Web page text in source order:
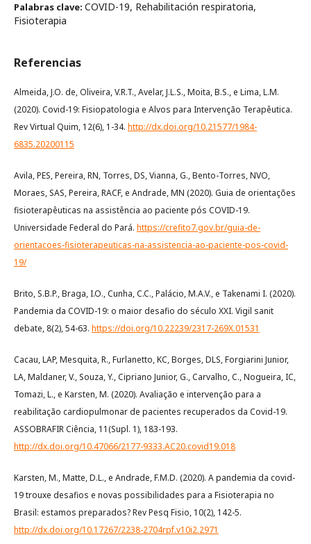
Palabras clave: COVID-19, Rehabilitación respiratoria,
Fisioterapia
Referencias
Almeida, J.O. de, Oliveira, V.R.T., Avelar, J.L.S., Moita, B.S., e Lima, L.M.
(2020). Covid-19: Fisiopatologia e Alvos para Intervenção Terapêutica.
Rev Virtual Quim, 12(6), 1-34. http://dx.doi.org/10.21577/1984-
6835.20200115
Avila, PES, Pereira, RN, Torres, DS, Vianna, G., Bento-Torres, NVO,
Moraes, SAS, Pereira, RACF, e Andrade, MN (2020). Guia de orientações
fisioterapêuticas na assistência ao paciente pós COVID-19.
Universidade Federal do Pará. https://crefito7.gov.br/guia-de-
orientacoes-fisioterapeuticas-na-assistencia-ao-paciente-pos-covid-
19/
Brito, S.B.P., Braga, I.O., Cunha, C.C., Palácio, M.A.V., e Takenami I. (2020).
Pandemia da COVID-19: o maior desafio do século XXI. Vigil sanit
debate, 8(2), 54-63. https://doi.org/10.22239/2317-269X.01531
Cacau, LAP, Mesquita, R., Furlanetto, KC, Borges, DLS, Forgiarini Junior,
LA, Maldaner, V., Souza, Y., Cipriano Junior, G., Carvalho, C., Nogueira, IC,
Tomazi, L., e Karsten, M. (2020). Avaliação e intervenção para a
reabilitação cardiopulmonar de pacientes recuperados da Covid-19.
ASSOBRAFIR Ciência, 11(Supl. 1), 183-193.
http://dx.doi.org/10.47066/2177-9333.AC20.covid19.018
Karsten, M., Matte, D.L., e Andrade, F.M.D. (2020). A pandemia da covid-
19 trouxe desafios e novas possibilidades para a Fisioterapia no
Brasil: estamos preparados? Rev Pesq Fisio, 10(2), 142-5.
http://dx.doi.org/10.17267/2238-2704rpf.v10i2.2971